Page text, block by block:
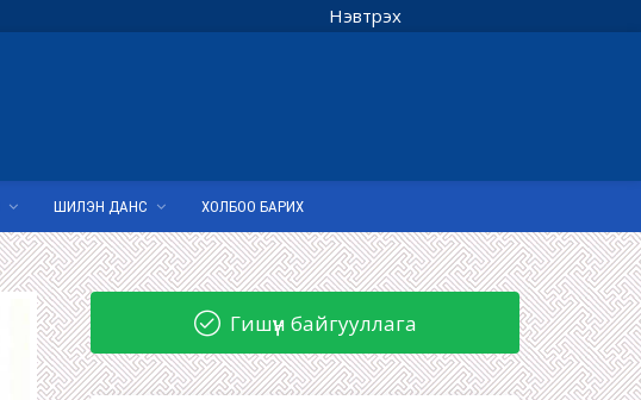
Нэвтрэх
ШИЛЭН ДАНС ХОЛБОО БАРИХ
Гишүүн байгууллага